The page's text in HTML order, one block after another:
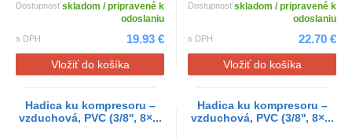
Dostupnosťskladom / pripravené k
odoslaniu
s DPH 19.93 €
Vložiť do košíka
Dostupnosťskladom / pripravené k
odoslaniu
s DPH 22.70 €
Vložiť do košíka
Hadica ku kompresoru –
vzduchová, PVC (3/8'', 8×...
Hadica ku kompresoru –
vzduchová, PVC (3/8'', 8×...